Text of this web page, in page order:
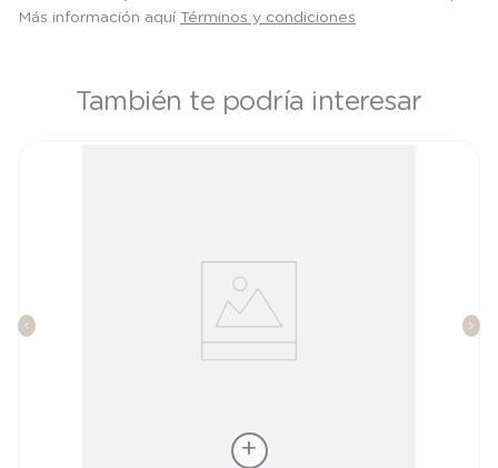
Más información aquí Términos y condiciones
También te podría interesar